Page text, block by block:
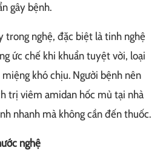
gây bệnh.
nghệ, đặc biệt là tinh nghệ
ức chế khi khuẩn tuyệt vời, loại
khó chịu. Người bệnh nên
trị viêm amidan hốc mủ tại nhà
nhanh mà không cần đến thuốc.
nghệ